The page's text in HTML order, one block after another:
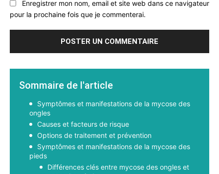
Enregistrer mon nom, email et site web dans ce navigateur
pour la prochaine fois que je commenterai.
Sommaire de l'article
Symptômes et manifestations de la mycose des
ongles
Causes et facteurs de risque
Options de traitement et prévention
Symptômes et manifestations de la mycose des
pieds
Différences clés entre mycose des ongles et